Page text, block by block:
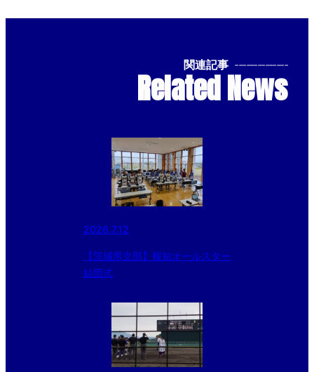
関連記事 --------------
Related News
2026.7.12
【茨城県支部】報知オールスター
結団式